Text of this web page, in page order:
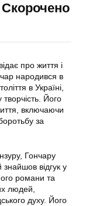
про життя і
народився в
в Україні,
Його
включаючи
за
Гончару
відгук у
романи та
людей,
духу. Його